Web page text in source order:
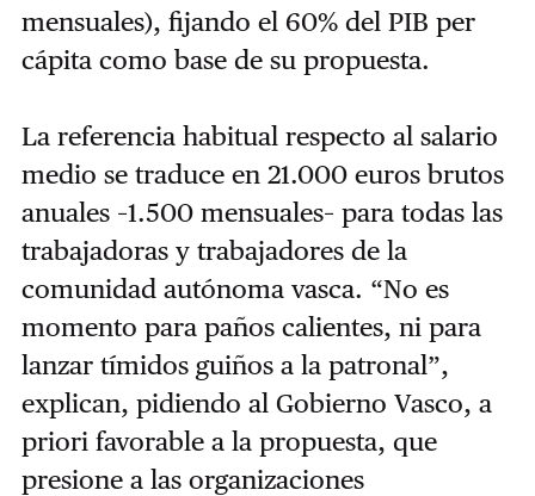
mensuales), fijando el 60% del PIB per
cápita como base de su propuesta.
La referencia habitual respecto al salario
medio se traduce en 21.000 euros brutos
anuales –1.500 mensuales– para todas las
trabajadoras y trabajadores de la
comunidad autónoma vasca. “No es
momento para paños calientes, ni para
lanzar tímidos guiños a la patronal”,
explican, pidiendo al Gobierno Vasco, a
priori favorable a la propuesta, que
presione a las organizaciones